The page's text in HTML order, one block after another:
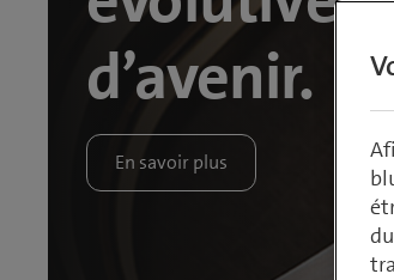
d’avenir.